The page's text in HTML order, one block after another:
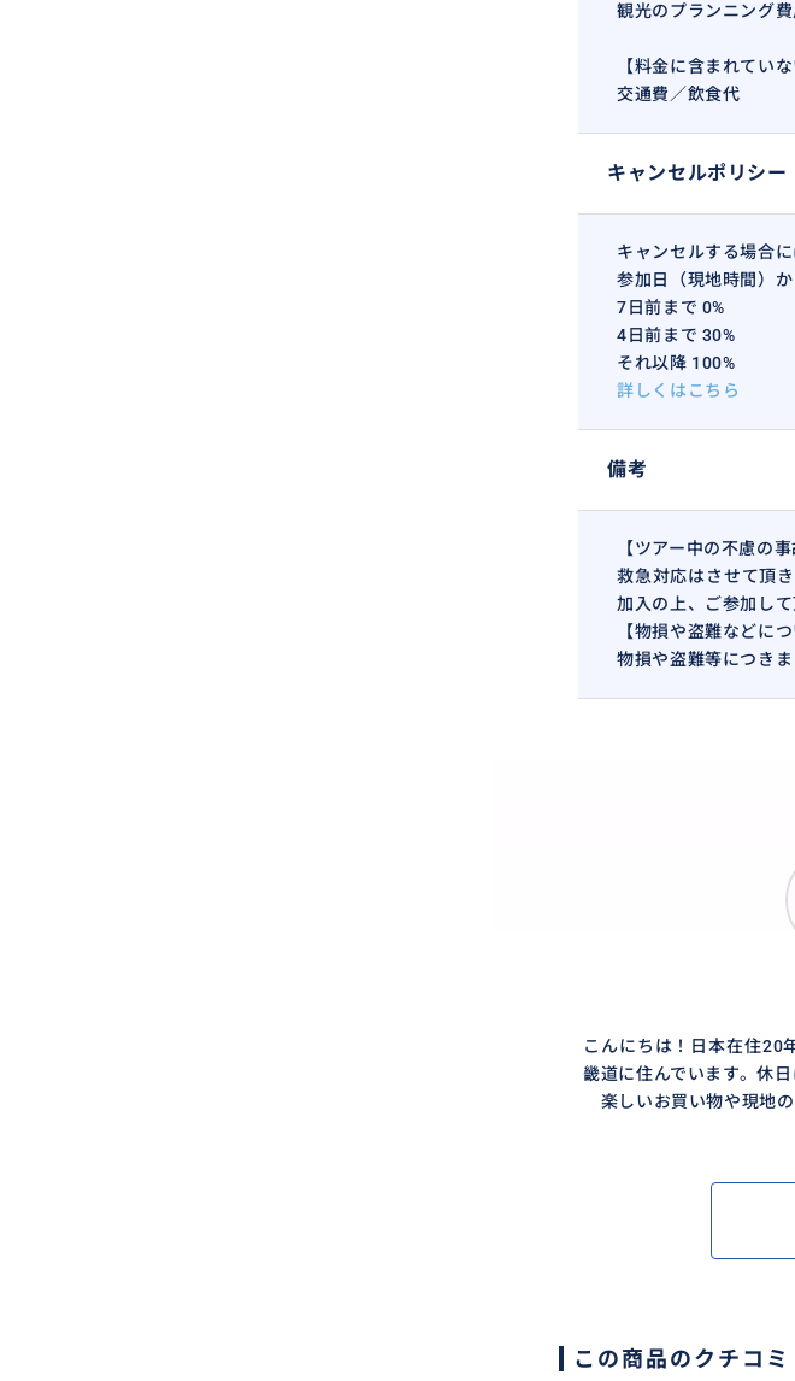
観光のプランニング
【料金に含まれていな
交通費／飲食代
キャンセルポリシー
キャンセルする場合
参加日（現地時間）
7日前まで 0%
4日前まで 30%
それ以降 100%
詳しくはこちら
備考
【ツアー中の不慮の
救急対応はさせて頂
加入の上、ご参加し
【物損や盗難などにつ
物損や盗難等につき
こんにちは！日本在住20
畿道に住んでいます。休
楽しいお買い物や現地の
この商品のクチコミ